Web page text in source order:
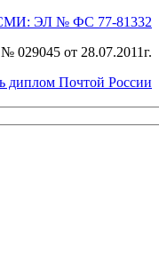
СМИ: ЭЛ № ФС 77-81332
029045 от 28.07.2011г.
диплом Почтой России